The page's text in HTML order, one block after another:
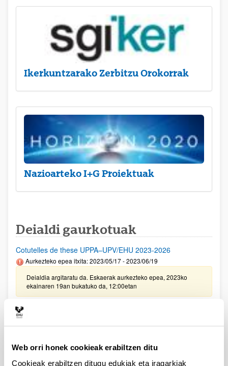
Web orri honek cookieak erabiltzen ditu
Cookieak erabiltzen ditugu edukiak eta iragarkiak
Ikerkuntzarako Zerbitzu Orokorrak
Nazioarteko I+G Proiektuak
Deialdi gaurkotuak
Cotutelles de these UPPA–UPV/EHU 2023-2026
Aurkezteko epea itxita: 2023/05/17 - 2023/06/19
Deialdia argitaratu da. Eskaerak aurkezteko epea, 2023ko
ekainaren 19an bukatuko da, 12:00etan
UPV/EHU eta Vital Fundazioaren arteko ikerketa
proiektuetarako deialdia 2023
2023/05/31 Emandako eta ukatutako eskaeren behin betiko